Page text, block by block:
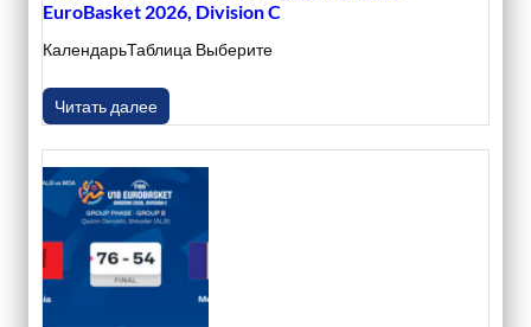
EuroBasket 2026, Division C
КалендарьТаблица Выберите
Читать далее